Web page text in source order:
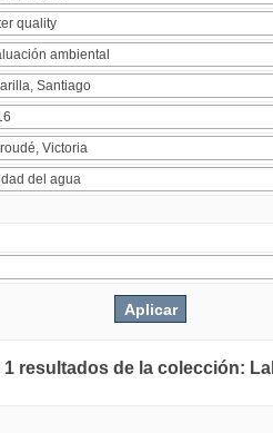
1 resultados de la colección: